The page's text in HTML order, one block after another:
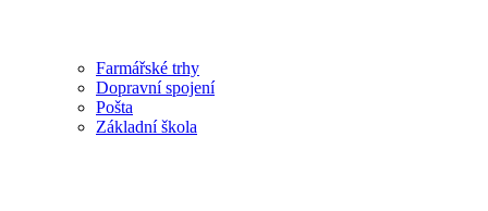
Farmářské trhy
Dopravní spojení
Pošta
Základní škola